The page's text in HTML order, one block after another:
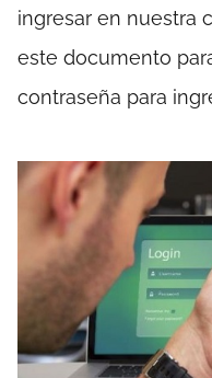
ingresar en nuestra
este documento
contraseña para